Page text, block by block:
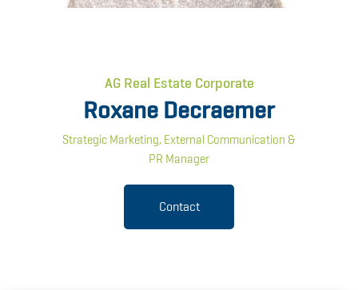
AG Real Estate Corporate
Roxane Decraemer
Strategic Marketing, External Communication &
PR Manager
Contact